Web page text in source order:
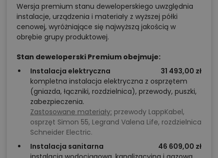
Zadzwoń52 384 49 90 lub NAPISZ
Wersja premium stanu deweloperskiego uwzględnia
instalacje, urządzenia i materiały z wyższej półki
cenowej, wyróżniające się najwyższą jakością w
obrębie grupy produktowej.
Stan deweloperski Premium obejmuje:
Instalacja elektryczna
31 493,00 zł
kompletna instalacja elektryczna z osprzętem
(gniazda, łączniki, rozdzielnica), przewody, puszki,
zabezpieczenia.
Zastosowane materiały: przewody LappKabel,
osprzęt Simon 55, Legrand Valena Life, rozdzielnica
Schneider Electric.
Instalacja sanitarna
46 609,00 zł